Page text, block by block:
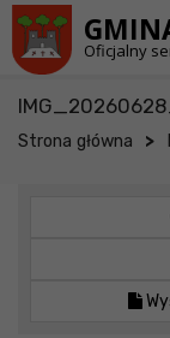
Oficjalny
Strona główna >